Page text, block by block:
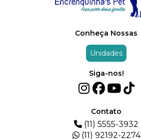
Conheça Nossas
Unidades
Siga-nos!
Contato
(11) 5555-3932
(11) 92192-2274